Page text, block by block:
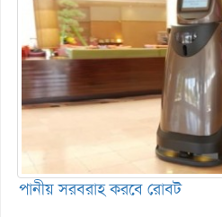
পানীয় সরবরাহ করবে রোবট